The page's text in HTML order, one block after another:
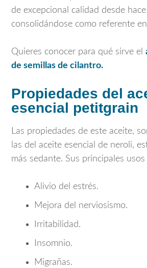
de excepcional calidad desde
consolidándose como referente
Quieres conocer para qué sirve el
de semillas de cilantro.
Propiedades del
esencial petitgrain
Las propiedades de este aceite,
las del aceite esencial de neroli,
más sedante. Sus principales usos
Alivio del estrés.
Mejora del nerviosismo.
Irritabilidad.
Insomnio.
Migrañas.